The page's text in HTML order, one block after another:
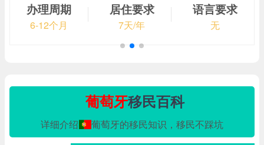
办理周期
6-12个月
居住要求
7天/年
语言要求
无
葡萄牙移民百科
详细介绍 葡萄牙的移民知识，移民不踩坑